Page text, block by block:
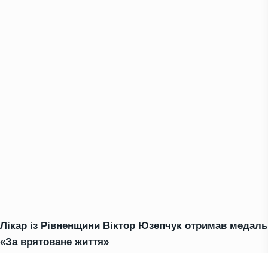
Лікар із Рівненщини Віктор Юзепчук отримав медаль
«За врятоване життя»